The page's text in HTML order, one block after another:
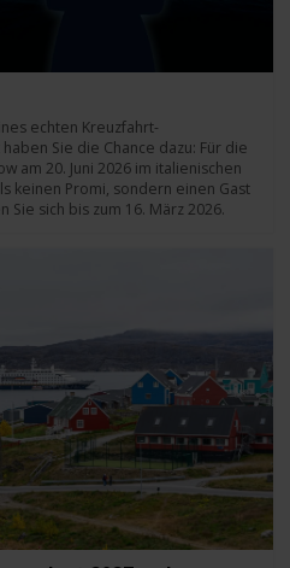
echten Kreuzfahrt-
Sie die Chance dazu: Für die
am 20. Juni 2026 im italienischen
keinen Promi, sondern einen Gast
Sie sich bis zum 16. März 2026.